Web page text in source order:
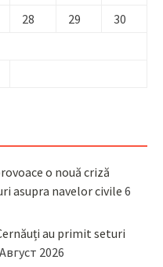
28 29
30
o nouă criză
asupra navelor civile 6
au primit seturi
2026